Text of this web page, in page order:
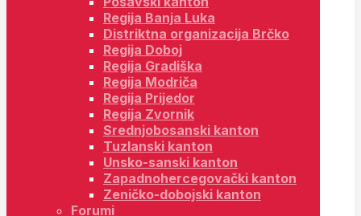
Regija Banja Luka
Distriktna organizacija Brčko
Regija Doboj
Regija Gradiška
Regija Modriča
Regija Prijedor
Regija Zvornik
Srednjobosanski kanton
Tuzlanski kanton
Unsko-sanski kanton
Zapadnohercegovački kanton
Zeničko-dobojski kanton
Forumi